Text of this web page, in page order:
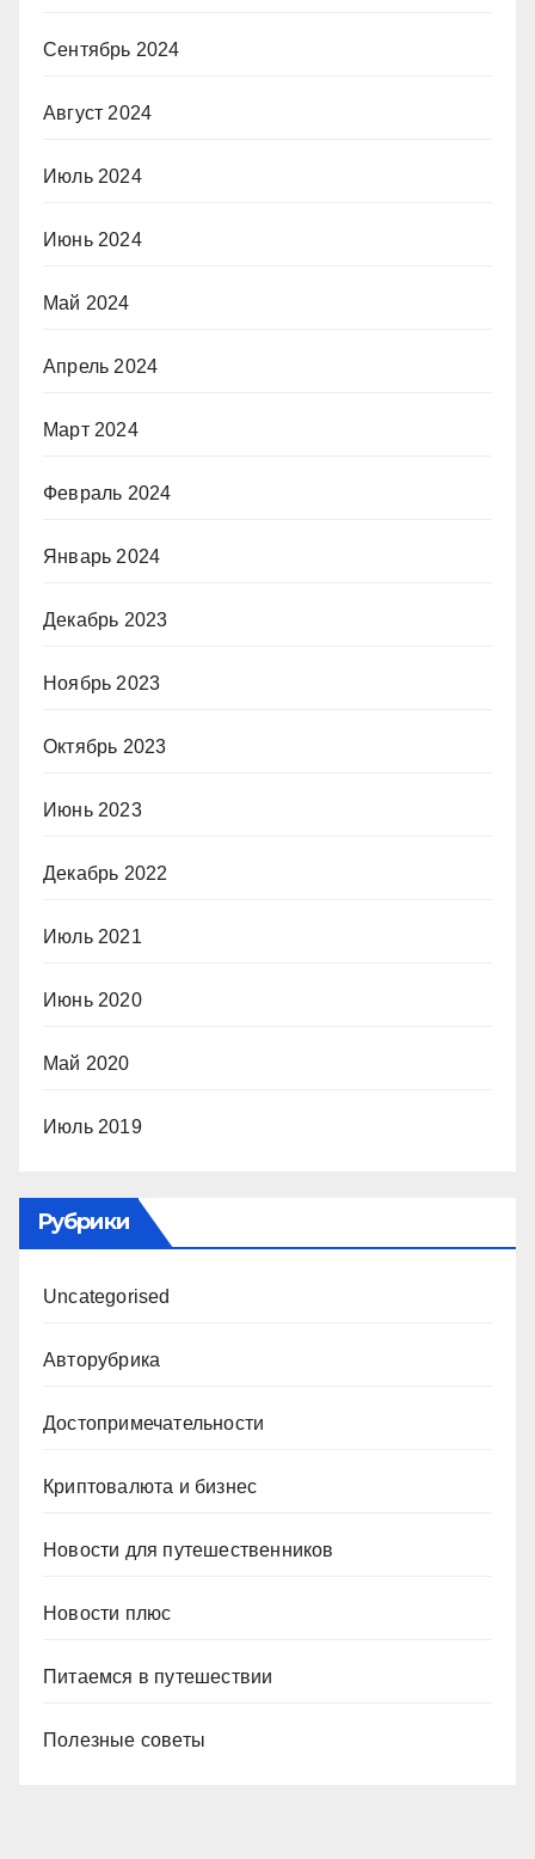
Сентябрь 2024
Август 2024
Июль 2024
Июнь 2024
Май 2024
Апрель 2024
Март 2024
Февраль 2024
Январь 2024
Декабрь 2023
Ноябрь 2023
Октябрь 2023
Июнь 2023
Декабрь 2022
Июль 2021
Июнь 2020
Май 2020
Июль 2019
Рубрики
Uncategorised
Авторубрика
Достопримечательности
Криптовалюта и бизнес
Новости для путешественников
Новости плюс
Питаемся в путешествии
Полезные советы